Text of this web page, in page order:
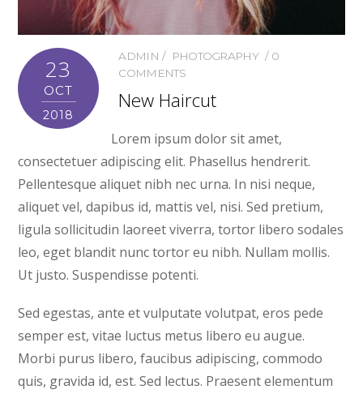
23
OCT
2018
ADMIN PHOTOGRAPHY
0
COMMENTS
New Haircut
Lorem ipsum dolor sit amet,
consectetuer adipiscing elit. Phasellus hendrerit.
Pellentesque aliquet nibh nec urna. In nisi neque,
aliquet vel, dapibus id, mattis vel, nisi. Sed pretium,
ligula sollicitudin laoreet viverra, tortor libero sodales
leo, eget blandit nunc tortor eu nibh. Nullam mollis.
Ut justo. Suspendisse potenti.
Sed egestas, ante et vulputate volutpat, eros pede
semper est, vitae luctus metus libero eu augue.
Morbi purus libero, faucibus adipiscing, commodo
quis, gravida id, est. Sed lectus. Praesent elementum